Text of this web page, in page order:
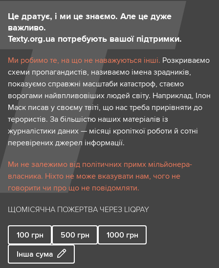
Це дратує, і ми це знаємо. Але це дуже
важливо.
Texty.org.ua потребують вашої підтримки.
Ми робимо те, на що не наважуються інші. Розкриваємо
схеми пропагандистів, називаємо імена зрадників,
показуємо справжні масштаби катастроф, стаємо
ворогами найвпливовіших людей світу. Наприклад, Ілон
Маск писав у своєму твіті, що нас треба прирівняти до
терористів. За більшістю наших матеріалів із
журналістики даних — місяці кропіткої роботи й сотні
перевірених джерел інформації.
Ми не залежимо від політичних примх мільйонера-
власника. Ніхто не може вказувати нам, чого не
говорити чи про що не повідомляти.
ЩОМІСЯЧНА ПОЖЕРТВА ЧЕРЕЗ LIQPAY
100 грн 500 грн 1000 грн
Інша сума